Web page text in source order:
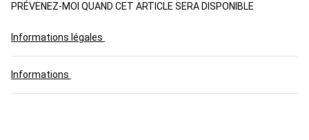
PRÉVENEZ-MOI QUAND CET ARTICLE SERA DISPONIBLE
Informations légales
Informations